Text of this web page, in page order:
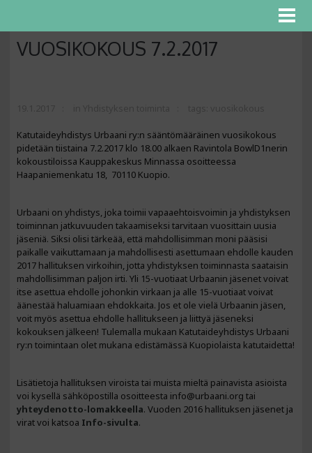
VUOSIKOKOUS 7.2.2017
Katutaideyhdistys Urbaani ry:n sääntömääräinen vuosikokous
pidetään tiistaina 7.2.2017 klo 18.00 alkaen Ravintola BowlD1nerin
kokoustiloissa Kauppakeskus Minnassa osoitteessa
Haapaniemenkatu 18, 70110 Kuopio.
Urbaani on yhdistys, joka toimii vapaaehtoisvoimin ja yhdistyksen
toiminnan jatkuvuuden takaamiseksi tarvitaan vuosittain uusia
jäseniä. Siksi olisi tärkeää, että mahdollisimman moni pääsisi
paikalle vaikuttamaan ja mahdollisesti asettumaan ehdolle kauden
2017 hallituksen virkoihin, jotta yhdistyksen toiminnasta saataisin
mahdollisimman paljon irti. Yli 15-vuotiaat Urbaanin jäsenet voivat
itse asettua ehdolle johonkin virkaan ja alle 15-vuotiaat voivat
äänestää haluamiaan ehdokkaita. Jos et ole vielä Urbaanin jäsen,
voit myös asettua ehdolle hallitukseen ja liittyä jäseneksi
kokouksen jälkeen! Tulemalla mukaan Katutaideyhdistys Urbaani
ry:n toimintaan olet mukana edistämässä Kuopiolaista katutaidetta!
Lisätietoja hallituksen viroista tai muista mieltä painavista asioista
voi kysellä sähköpostilla osoitteesta info@urbaani.org tai
yhteydenotto-lomakkeella. Vuoden 2016 hallituksen jäsenet ja
virat voi katsoa Info-sivulta.